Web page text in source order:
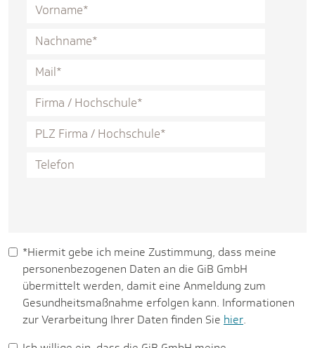
*Hiermit gebe ich meine Zustimmung, dass meine
personenbezogenen Daten an die GiB GmbH
übermittelt werden, damit eine Anmeldung zum
Gesundheitsmaßnahme erfolgen kann. Informationen
zur Verarbeitung Ihrer Daten finden Sie hier.